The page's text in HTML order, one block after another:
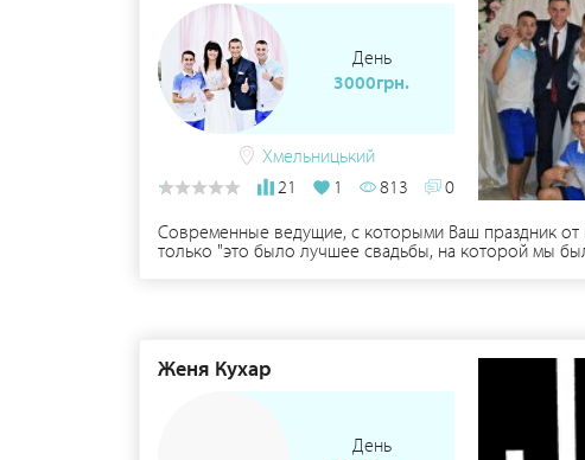
День
3000грн.
Хмельницький
21
1 813
0
Современные ведущие, с которыми Ваш праздник от
только "это было лучшее свадьбы, на которой мы
Женя Кухар
День